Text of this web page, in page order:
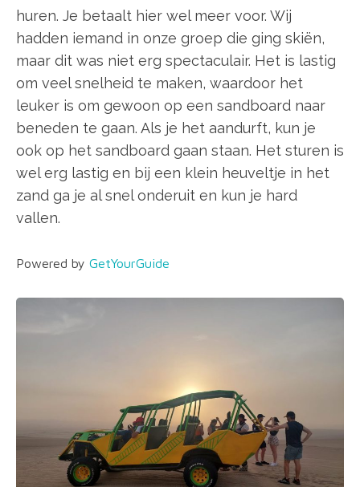
huren. Je betaalt hier wel meer voor. Wij
hadden iemand in onze groep die ging skiën,
maar dit was niet erg spectaculair. Het is lastig
om veel snelheid te maken, waardoor het
leuker is om gewoon op een sandboard naar
beneden te gaan. Als je het aandurft, kun je
ook op het sandboard gaan staan. Het sturen is
wel erg lastig en bij een klein heuveltje in het
zand ga je al snel onderuit en kun je hard
vallen.
Powered by GetYourGuide